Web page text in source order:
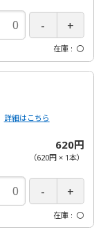
在庫 〇
詳細はこちら
620円
（620円× 1本）
在庫 〇